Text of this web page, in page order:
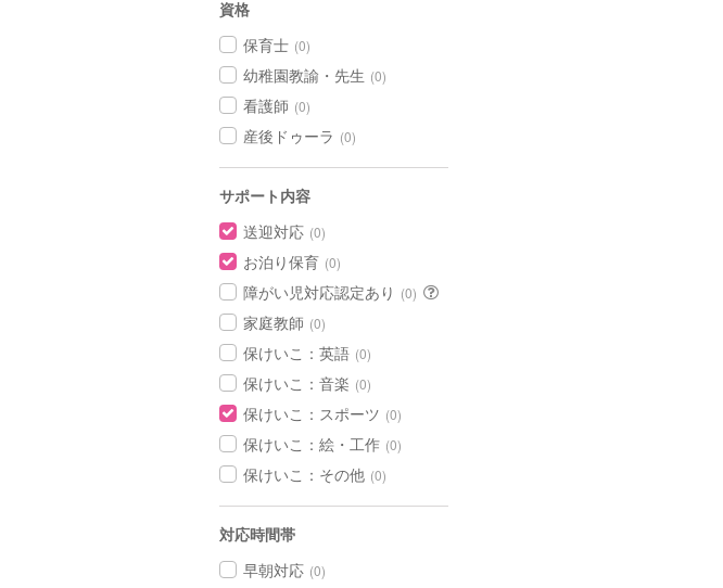
資格
保育士 (0)
幼稚園教諭・先生 (0)
看護師 (0)
産後ドゥーラ (0)
サポート内容
送迎対応 (0)
お泊り保育 (0)
障がい児対応認定あり (0)
家庭教師 (0)
保けいこ：英語 (0)
保けいこ：音楽 (0)
保けいこ：スポーツ (0)
保けいこ：絵・工作 (0)
保けいこ：その他 (0)
対応時間帯
早朝対応 (0)